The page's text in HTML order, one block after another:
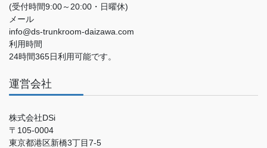
(受付時間9:00～20:00・日曜休)
メール
info@ds-trunkroom-daizawa.com
利用時間
24時間365日利用可能です。
運営会社
株式会社DSi
〒105-0004
東京都港区新橋3丁目7-5